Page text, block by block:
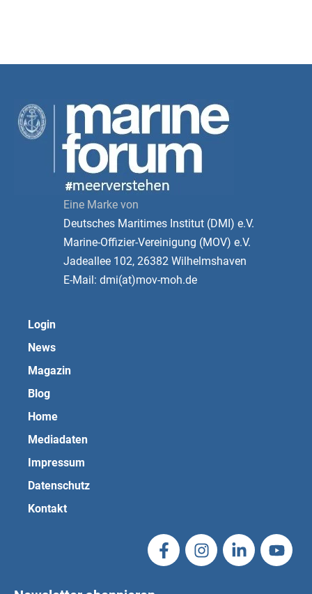
Eine Marke von
Deutsches Maritimes Institut (DMI) e.V.
Marine-Offizier-Vereinigung (MOV) e.V.
Jadeallee 102, 26382 Wilhelmshaven
E-Mail: dmi(at)mov-moh.de
Login
News
Magazin
Blog
Home
Mediadaten
Impressum
Datenschutz
Kontakt